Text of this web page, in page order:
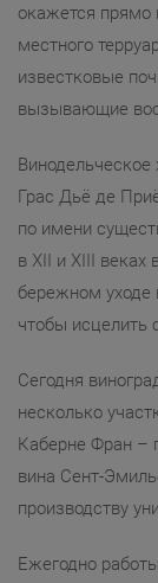
окажется прямо
местного
известковые
вызывающие
Грас Дьё де
по имени
в XII и XIII веках
бережном уходе
чтобы исцелить
Сегодня
несколько
Каберне Фран –
вина Сент-
производству
Ежегодно